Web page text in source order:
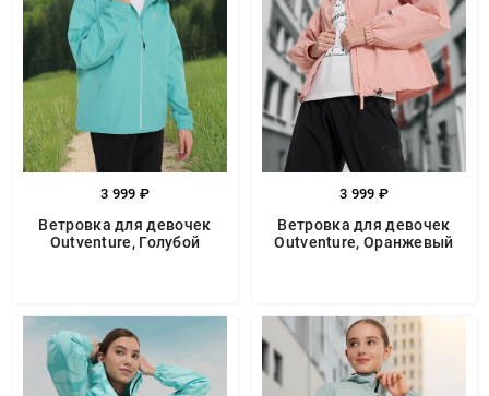
3 999 ₽
Ветровка для девочек
Outventure, Голубой
3 999 ₽
Ветровка для девочек
Outventure, Оранжевый